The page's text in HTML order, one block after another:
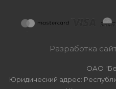
Разработка
ОАО
Юридический адрес: